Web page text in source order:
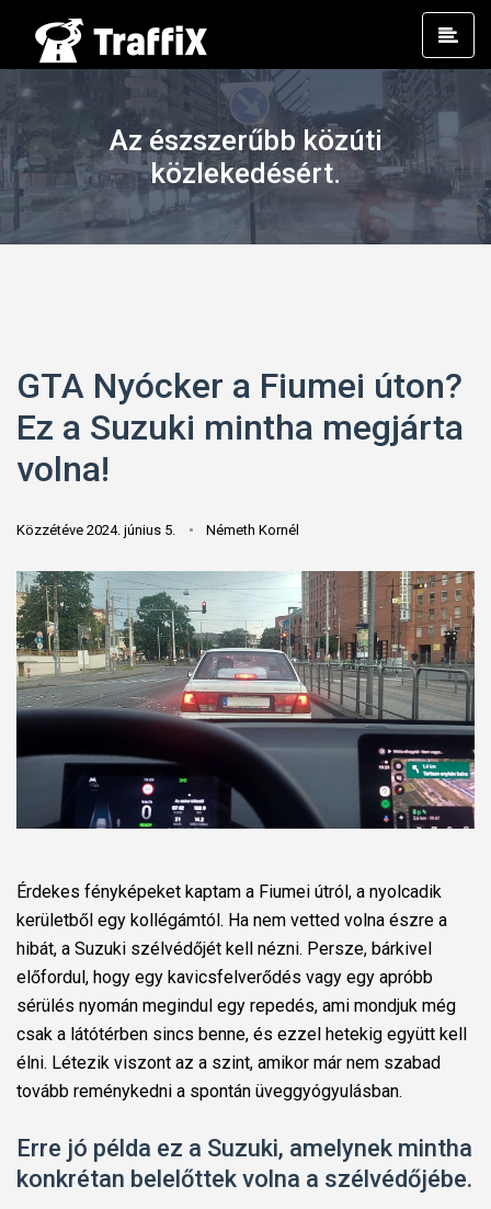
Az észszerűbb közúti
közlekedésért.
GTA Nyócker a Fiumei úton?
Ez a Suzuki mintha megjárta
volna!
Közzétéve 2024. június 5. Németh Kornél
Érdekes fényképeket kaptam a Fiumei útról, a nyolcadik
kerületből egy kollégámtól. Ha nem vetted volna észre a
hibát, a Suzuki szélvédőjét kell nézni. Persze, bárkivel
előfordul, hogy egy kavicsfelverődés vagy egy apróbb
sérülés nyomán megindul egy repedés, ami mondjuk még
csak a látótérben sincs benne, és ezzel hetekig együtt kell
élni. Létezik viszont az a szint, amikor már nem szabad
tovább reménykedni a spontán üveggyógyulásban.
Erre jó példa ez a Suzuki, amelynek mintha
konkrétan belelőttek volna a szélvédőjébe.